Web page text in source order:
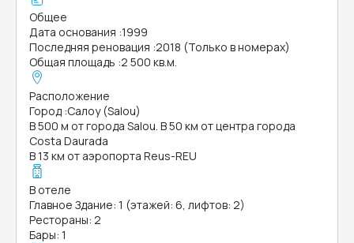
Общее
Дата основания :1999
Последняя реновация :2018 (Только в номерах)
Общая площадь :2 500 кв.м.
Расположение
Город :Салоу (Salou)
В 500 м от города Salou. В 50 км от центра города
Costa Daurada
В 13 км от аэропорта Reus-REU
В отеле
Главное Здание: 1 (этажей: 6, лифтов: 2)
Рестораны: 2
Бары: 1